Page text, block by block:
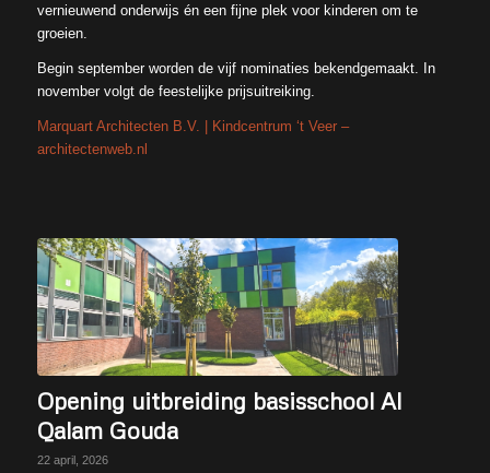
vernieuwend onderwijs én een fijne plek voor kinderen om te
groeien.
Begin september worden de vijf nominaties bekendgemaakt. In
november volgt de feestelijke prijsuitreiking.
Marquart Architecten B.V. | Kindcentrum ‘t Veer –
architectenweb.nl
Opening uitbreiding basisschool Al
Qalam Gouda
22 april, 2026